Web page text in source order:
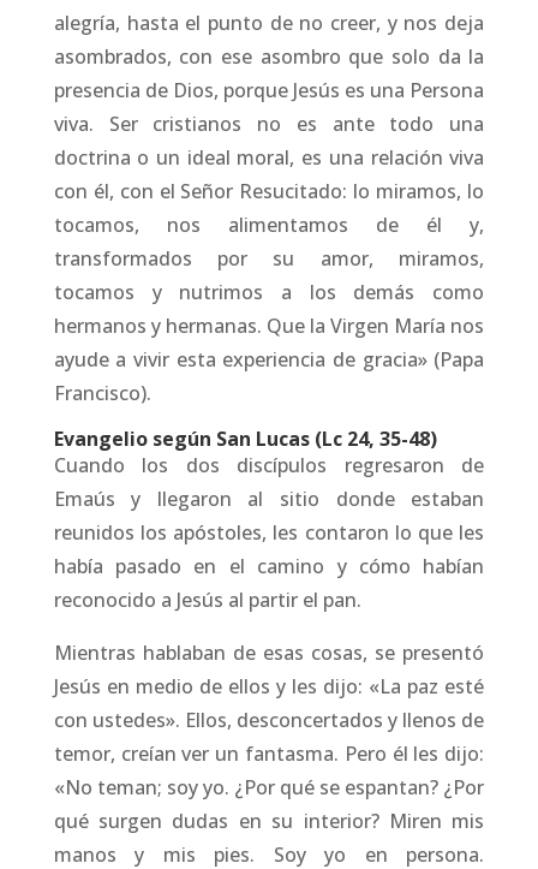
alegría, hasta el punto de no creer, y nos deja
asombrados, con ese asombro que solo da la
presencia de Dios, porque Jesús es una Persona
viva. Ser cristianos no es ante todo una
doctrina o un ideal moral, es una relación viva
con él, con el Señor Resucitado: lo miramos, lo
tocamos, nos alimentamos de él y,
transformados por su amor, miramos,
tocamos y nutrimos a los demás como
hermanos y hermanas. Que la Virgen María nos
ayude a vivir esta experiencia de gracia» (Papa
Francisco).
Evangelio según San Lucas (Lc 24, 35-48)
Cuando los dos discípulos regresaron de
Emaús y llegaron al sitio donde estaban
reunidos los apóstoles, les contaron lo que les
había pasado en el camino y cómo habían
reconocido a Jesús al partir el pan.
Mientras hablaban de esas cosas, se presentó
Jesús en medio de ellos y les dijo: «La paz esté
con ustedes». Ellos, desconcertados y llenos de
temor, creían ver un fantasma. Pero él les dijo:
«No teman; soy yo. ¿Por qué se espantan? ¿Por
qué surgen dudas en su interior? Miren mis
manos y mis pies. Soy yo en persona.